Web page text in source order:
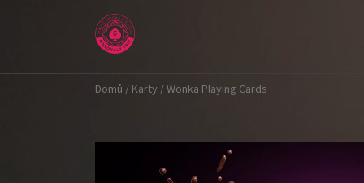
Domů/Karty/Wonka Playing Cards